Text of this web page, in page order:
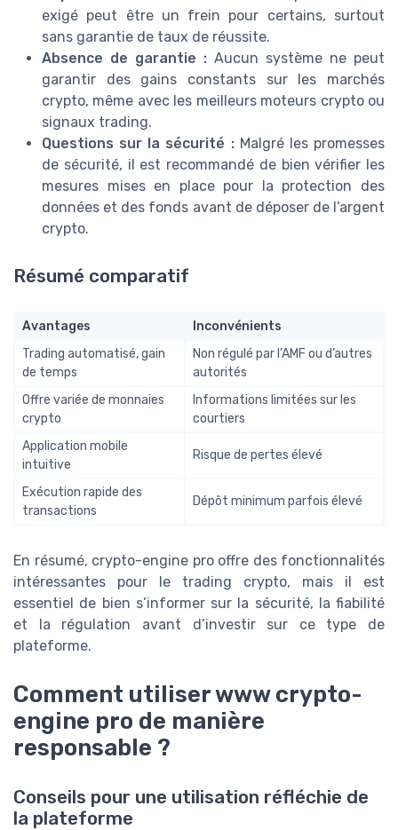
exigé peut être un frein pour certains, surtout
sans garantie de taux de réussite.
Absence de garantie : Aucun système ne peut
garantir des gains constants sur les marchés
crypto, même avec les meilleurs moteurs crypto ou
signaux trading.
Questions sur la sécurité :Malgré les promesses
de sécurité, il est recommandé de bien vérifier les
mesures mises en place pour la protection des
données et des fonds avant de déposer de l’argent
crypto.
Résumé comparatif
Avantages
Inconvénients
Trading automatisé, gain
de temps
Non régulé par l’AMF ou d’autres
autorités
Offre variée de monnaies
crypto
Informations limitées sur les
courtiers
Application mobile
intuitive
Risque de pertes élevé
Exécution rapide des
transactions
Dépôt minimum parfois élevé
En résumé, crypto-engine pro offre des fonctionnalités
intéressantes pour le trading crypto, mais il est
essentiel de bien s’informer sur la sécurité, la fiabilité
et la régulation avant d’investir sur ce type de
plateforme.
Comment utiliser www crypto-
engine pro de manière
responsable ?
Conseils pour une utilisation réfléchie de
la plateforme